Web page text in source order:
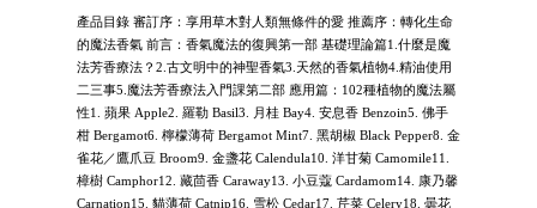
產品目錄 審訂序：享用草木對人類無條件的愛 推薦序：轉化生命
的魔法香氣 前言：香氣魔法的復興第一部 基礎理論篇1.什麼是魔
法芳香療法？2.古文明中的神聖香氣3.天然的香氣植物4.精油使用
二三事5.魔法芳香療法入門課第二部 應用篇：102種植物的魔法屬
性1. 蘋果 Apple2. 羅勒 Basil3. 月桂 Bay4. 安息香 Benzoin5. 佛手
柑 Bergamot6. 檸檬薄荷 Bergamot Mint7. 黑胡椒 Black Pepper8. 金
雀花／鷹爪豆 Broom9. 金盞花 Calendula10. 洋甘菊 Camomile11.
樟樹 Camphor12. 藏茴香 Caraway13. 小豆蔻 Cardamom14. 康乃馨
Carnation15. 貓薄荷 Catnip16. 雪松 Cedar17. 芹菜 Celery18. 曇花